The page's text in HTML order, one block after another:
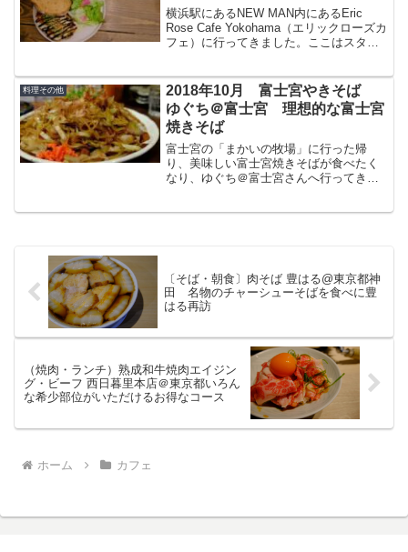
ズ氏に由来するカフェ
横浜駅にあるNEW MAN内にあるEric
Rose Cafe Yokohama（エリックローズカ
フェ）に行ってきました。ここはスタバ
味しいカフェです。NEWoMAN横...
料理その他
2018年10月 富士宮やきそば
ゆぐち＠富士宮 理想的な富士宮
焼きそば
富士宮の「まかいの牧場」に行った帰
り、美味しい富士宮焼きそばが食べたく
なり、ゆぐち＠富士宮さんへ行ってきま
〔そば・朝食〕肉そば 豊はる@東京都神
田 名物のチャーシューそばを食べに豊
はる再訪
（焼肉・ランチ）熟成和牛焼肉エイジン
グ・ビーフ 西日暮里本店＠東京都いろん
な希少部位がいただけるお得なコース
ホーム カフェ